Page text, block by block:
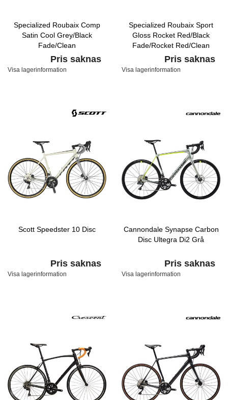
Specialized Roubaix Comp
Satin Cool Grey/Black
Fade/Clean
Pris saknas
Visa lagerinformation
Specialized Roubaix Sport
Gloss Rocket Red/Black
Fade/Rocket Red/Clean
Pris saknas
Visa lagerinformation
Scott Speedster 10 Disc
Pris saknas
Visa lagerinformation
Cannondale Synapse Carbon
Disc Ultegra Di2 Grå
Pris saknas
Visa lagerinformation